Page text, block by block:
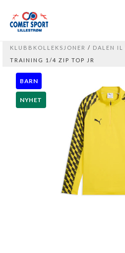
KLUBBKOLLEKSJONER / DALEN IL
TRAINING 1/4 ZIP TOP JR
BARN
NYHET